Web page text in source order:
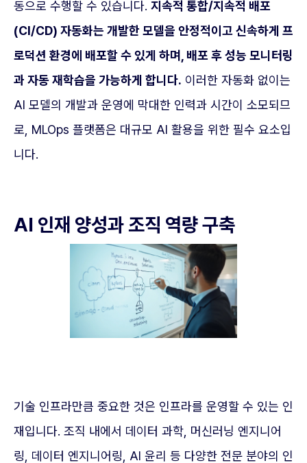
동으로 수행할 수 있습니다. 지속적 통합/지속적 배포
(CI/CD) 자동화는 개발한 모델을 안정적이고 신속하게 프
로덕션 환경에 배포할 수 있게 하며, 배포 후 성능 모니터링
과 자동 재학습을 가능하게 합니다. 이러한 자동화 없이는
AI 모델의 개발과 운영에 막대한 인력과 시간이 소모되므
로, MLOps 플랫폼은 대규모 AI 활용을 위한 필수 요소입
니다.
AI 인재 양성과 조직 역량 구축
기술 인프라만큼 중요한 것은 인프라를 운영할 수 있는 인
재입니다. 조직 내에서 데이터 과학, 머신러닝 엔지니어
링, 데이터 엔지니어링, AI 윤리 등 다양한 전문 분야의 인